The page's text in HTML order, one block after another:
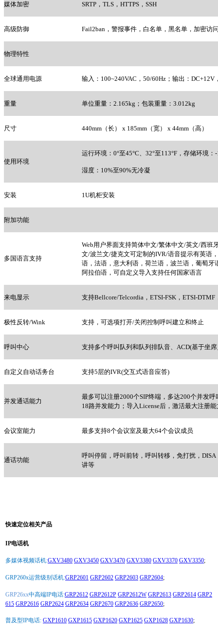
媒体加密 SRTP ，TLS，HTTPS，SSH
高级防御 Fail2ban ，警报事件，白名单，黑名单，加密访
物理特性
全球通用电源 输入：100~240VAC，50/60Hz；输出：DC+12V
重量 单位重量：2.165kg；包装重量：3.012kg
尺寸 440mm （长） x 185mm（宽） x 44mm（高）
使用环境
运行环境：0°至45°C、32°至113°F，存储环境：
湿度：10%至90%无冷凝
安装 1U机柜安装
附加功能
多国语言支持
Web用户界面支持简体中文/繁体中文/英文/西班
文/波兰文/捷克文可定制的IVR/语音提示有英语
语，法语，意大利语，荷兰语，波兰语，葡萄
阿拉伯语，可自定义导入支持任何国家语言
来电显示 支持Bellcore/Telcordia，ETSI-FSK，ETSI-DTMF
极性反转/Wink 支持，可选项打开/关闭控制呼叫建立和终止
呼叫中心 支持多个呼叫队列和队列排队音、ACD(基于坐
自定义自动话务台 支持5层的IVR(交互式语音应答)
并发通话能力
最多可以注册2000个SIP终端，多达200个并发
18路并发能力；导入License后，激活最大注册
会议室能力 最多支持8个会议室及最大64个会议成员
通话功能
呼叫停留，呼叫前转，呼叫转移，免打扰，
讲等
快速定位相关产品
IP电话机
多媒体视频话机:GXV3480 GXV3450 GXV3470 GXV3380 GXV3370 GXV3350;
GRP260x运营级别话机:GRP2601 GRP2602 GRP2603 GRP2604;
GRP26xx中高端IP电话:GRP2612 GRP2612P GRP2612W GRP2613 GRP2614 GRP2
615 GRP2616 GRP2624 GRP2634 GRP2670 GRP2636 GRP2650;
普及型IP电话: GXP1610 GXP1615 GXP1620 GXP1625 GXP1628 GXP1630;